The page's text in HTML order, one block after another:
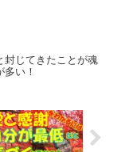
封じてきたことが魂
い！